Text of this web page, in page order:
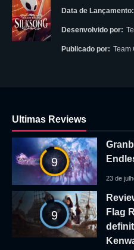
Data de Lançamento:
Desenvolvido por:
Publicado por: Team
Ultimas Reviews
9
23 de
9
Flag